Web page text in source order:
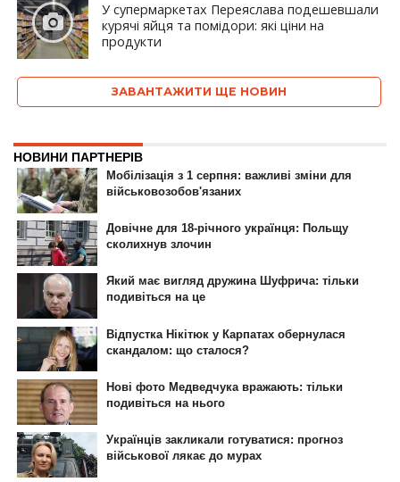
У супермаркетах Переяслава подешевшали
курячі яйця та помідори: які ціни на
продукти
ЗАВАНТАЖИТИ ЩЕ НОВИН